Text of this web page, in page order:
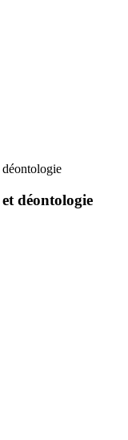
déontologie